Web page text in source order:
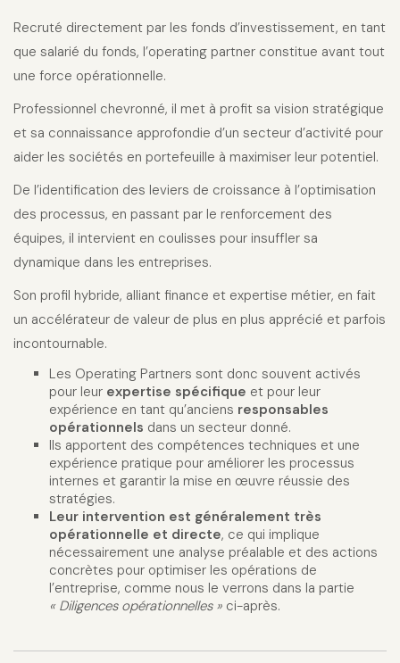
Recruté directement par les fonds d’investissement, en tant
que salarié du fonds, l’operating partner constitue avant tout
une force opérationnelle.
Professionnel chevronné, il met à profit sa vision stratégique
et sa connaissance approfondie d’un secteur d’activité pour
aider les sociétés en portefeuille à maximiser leur potentiel.
De l’identification des leviers de croissance à l’optimisation
des processus, en passant par le renforcement des
équipes, il intervient en coulisses pour insuffler sa
dynamique dans les entreprises.
Son profil hybride, alliant finance et expertise métier, en fait
un accélérateur de valeur de plus en plus apprécié et parfois
incontournable.
Les Operating Partners sont donc souvent activés
pour leur expertise spécifique et pour leur
expérience en tant qu’anciens responsables
opérationnels dans un secteur donné.
Ils apportent des compétences techniques et une
expérience pratique pour améliorer les processus
internes et garantir la mise en œuvre réussie des
stratégies.
Leur intervention est généralement très
opérationnelle et directe, ce qui implique
nécessairement une analyse préalable et des actions
concrètes pour optimiser les opérations de
l’entreprise, comme nous le verrons dans la partie
« Diligences opérationnelles » ci-après.